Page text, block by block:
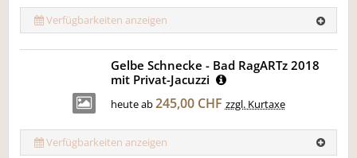
Verfügbarkeiten anzeigen
Gelbe Schnecke - Bad RagARTz 2018
mit Privat-Jacuzzi
heute ab245,00 CHF zzgl. Kurtaxe
Verfügbarkeiten anzeigen